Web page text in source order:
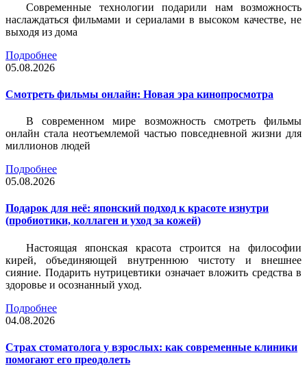
Современные технологии подарили нам возможность
наслаждаться фильмами и сериалами в высоком качестве, не
выходя из дома
Подробнее
05.08.2026
Смотреть фильмы онлайн: Новая эра кинопросмотра
В современном мире возможность смотреть фильмы
онлайн стала неотъемлемой частью повседневной жизни для
миллионов людей
Подробнее
05.08.2026
Подарок для неё: японский подход к красоте изнутри
(пробиотики, коллаген и уход за кожей)
Настоящая японская красота строится на философии
кирей, объединяющей внутреннюю чистоту и внешнее
сияние. Подарить нутрицевтики означает вложить средства в
здоровье и осознанный уход.
Подробнее
04.08.2026
Страх стоматолога у взрослых: как современные клиники
помогают его преодолеть